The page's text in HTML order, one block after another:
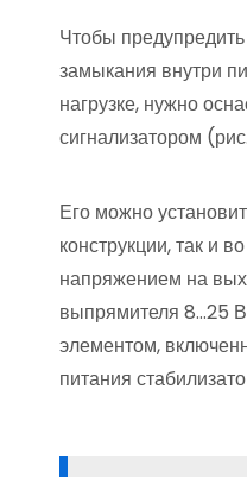
Чтобы
замыкания внутри
нагрузке, нужно
сигнализатором
Его можно
конструкции, так и
напряжением на
выпрямителя 8…25
элементом,
питания